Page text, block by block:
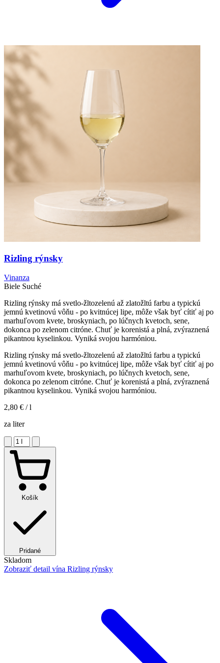
Rizling rýnsky
Vinanza
Biele Suché
Rizling rýnsky má svetlo-žltozelenú až zlatožltú farbu a typickú
jemnú kvetinovú vôňu - po kvitnúcej lipe, môže však byť cítiť aj po
marhuľovom kvete, broskyniach, po lúčnych kvetoch, sene,
dokonca po zelenom citróne. Chuť je korenistá a plná, zvýraznená
pikantnou kyselinkou. Vyniká svojou harmóniou.
Rizling rýnsky má svetlo-žltozelenú až zlatožltú farbu a typickú
jemnú kvetinovú vôňu - po kvitnúcej lipe, môže však byť cítiť aj po
marhuľovom kvete, broskyniach, po lúčnych kvetoch, sene,
dokonca po zelenom citróne. Chuť je korenistá a plná, zvýraznená
pikantnou kyselinkou. Vyniká svojou harmóniou.
2,80 € / l
za liter
Košík
Pridané
Skladom
Zobraziť detail vína Rizling rýnsky